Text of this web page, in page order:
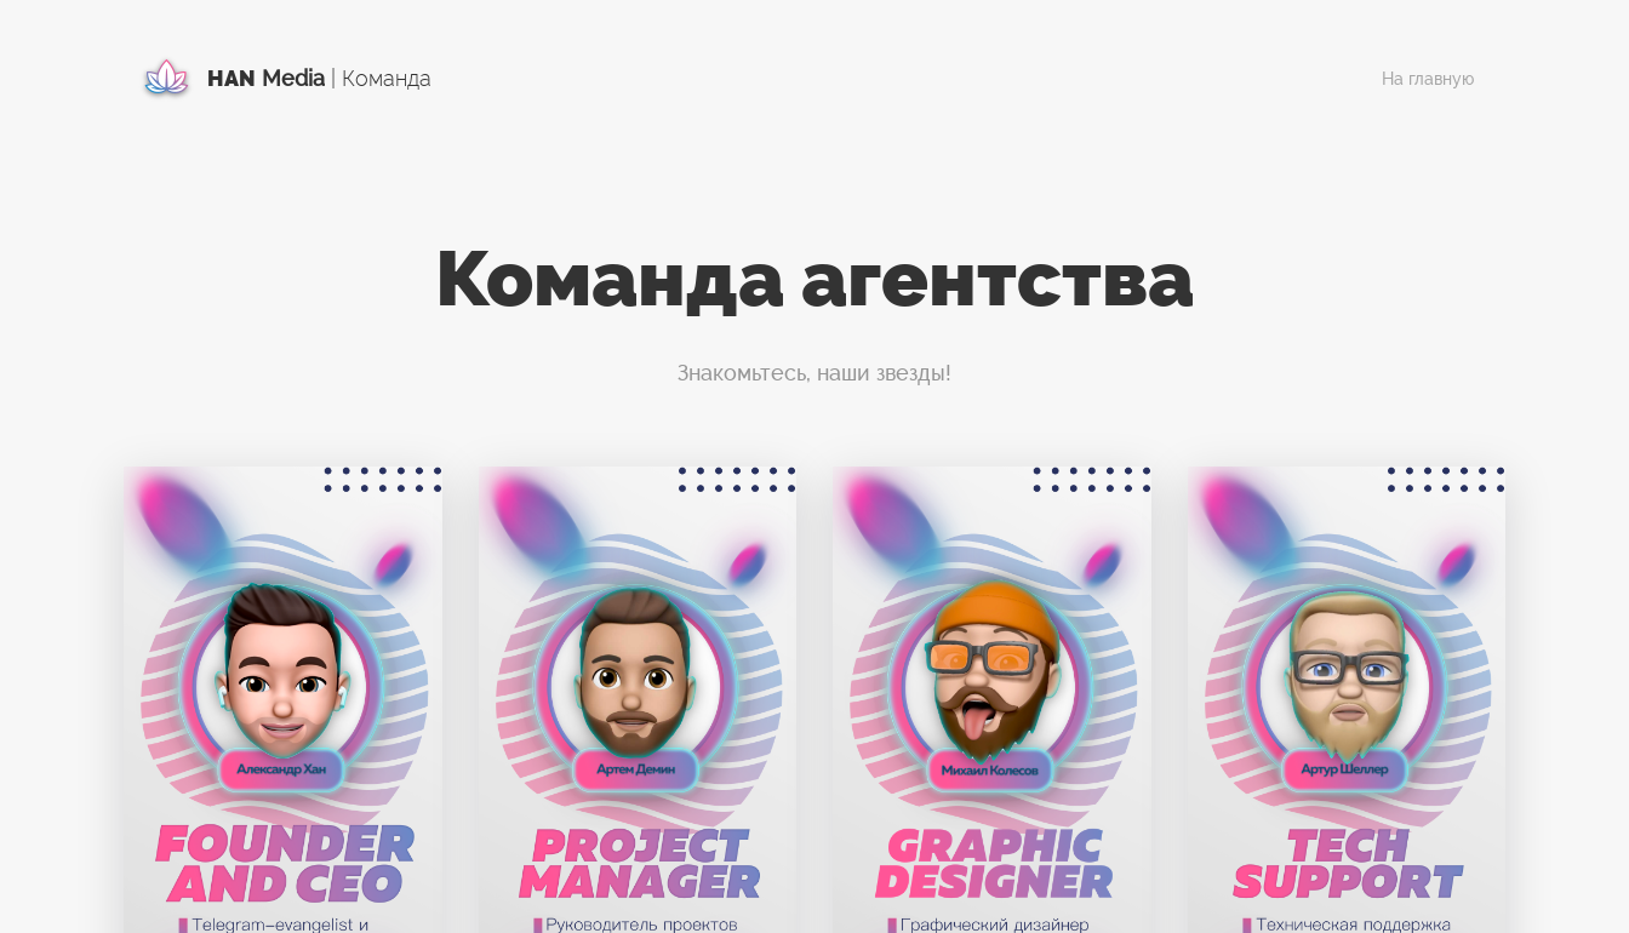
HAN Media | Команда На главную
Команда агентства
Знакомьтесь, наши звезды!